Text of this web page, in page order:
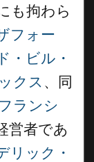
も拘わら
フォー
・ビル・
クス 、同
フランシ
営者であ
リック・